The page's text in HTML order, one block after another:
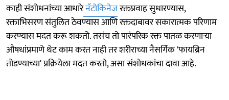
काही संशोधनांच्या आधारेनॅटोकिनेजरक्तप्रवाह सुधारण्यास,
रक्ताभिसरण संतुलित ठेवण्यास आणि रक्तदाबावर सकारात्मक परिणाम
करण्यास मदत करू शकतो. तसंच तो पारंपरिक रक्त पातळ करणाऱ्या
औषधांप्रमाणे थेट काम करत नाही तर शरीराच्या नैसर्गिक 'फायब्रिन
तोडण्याच्या' प्रक्रियेला मदत करतो, असा संशोधकांचा दावा आहे.